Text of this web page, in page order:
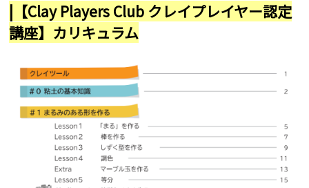
|【Clay Players Club クレイプレイヤー認定
講座】カリキュラム